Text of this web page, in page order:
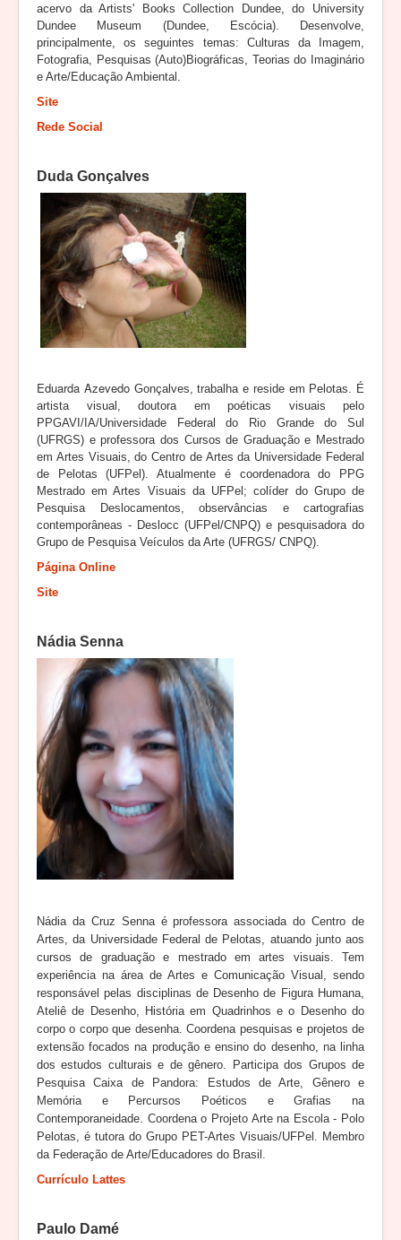
acervo da Artists' Books Collection Dundee, do University
Dundee Museum (Dundee, Escócia). Desenvolve,
principalmente, os seguintes temas: Culturas da Imagem,
Fotografia, Pesquisas (Auto)Biográficas, Teorias do Imaginário
e Arte/Educação Ambiental.
Site
Rede Social
Duda Gonçalves
Eduarda Azevedo Gonçalves, trabalha e reside em Pelotas. É
artista visual, doutora em poéticas visuais pelo
PPGAVI/IA/Universidade Federal do Rio Grande do Sul
(UFRGS) e professora dos Cursos de Graduação e Mestrado
em Artes Visuais, do Centro de Artes da Universidade Federal
de Pelotas (UFPel). Atualmente é coordenadora do PPG
Mestrado em Artes Visuais da UFPel; colíder do Grupo de
Pesquisa Deslocamentos, observâncias e cartografias
contemporâneas - Deslocc (UFPel/CNPQ) e pesquisadora do
Grupo de Pesquisa Veículos da Arte (UFRGS/ CNPQ).
Página Online
Site
Nádia Senna
Nádia da Cruz Senna é professora associada do Centro de
Artes, da Universidade Federal de Pelotas, atuando junto aos
cursos de graduação e mestrado em artes visuais. Tem
experiência na área de Artes e Comunicação Visual, sendo
responsável pelas disciplinas de Desenho de Figura Humana,
Ateliê de Desenho, História em Quadrinhos e o Desenho do
corpo o corpo que desenha. Coordena pesquisas e projetos de
extensão focados na produção e ensino do desenho, na linha
dos estudos culturais e de gênero. Participa dos Grupos de
Pesquisa Caixa de Pandora: Estudos de Arte, Gênero e
Memória e Percursos Poéticos e Grafias na
Contemporaneidade. Coordena o Projeto Arte na Escola - Polo
Pelotas, é tutora do Grupo PET-Artes Visuais/UFPel. Membro
da Federação de Arte/Educadores do Brasil.
Currículo Lattes
Paulo Damé